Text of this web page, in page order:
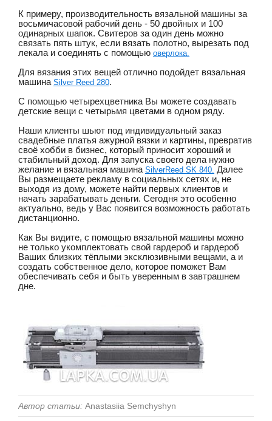
К примеру, производительность вязальной машины за
восьмичасовой рабочий день - 50 двойных и 100
одинарных шапок. Свитеров за один день можно
связать пять штук, если вязать полотно, вырезать под
лекала и соединять с помощью оверлока.
Для вязания этих вещей отлично подойдет вязальная
машина Silver Reed 280.
С помощью четырехцветника Вы можете создавать
детские вещи с четырьмя цветами в одном ряду.
Наши клиенты шьют под индивидуальный заказ
свадебные платья ажурной вязки и картины, превратив
своё хобби в бизнес, который приносит хороший и
стабильный доход. Для запуска своего дела нужно
желание и вязальная машина SilverReed SK 840. Далее
Вы размещаете рекламу в социальных сетях и, не
выходя из дому, можете найти первых клиентов и
начать зарабатывать деньги. Сегодня это особенно
актуально, ведь у Вас появится возможность работать
дистанционно.
Как Вы видите, с помощью вязальной машины можно
не только укомплектовать свой гардероб и гардероб
Ваших близких тёплыми эксклюзивными вещами, а и
создать собственное дело, которое поможет Вам
обеспечивать себя и быть уверенным в завтрашнем
дне.
Автор статьи: Anastasiia Semchyshyn